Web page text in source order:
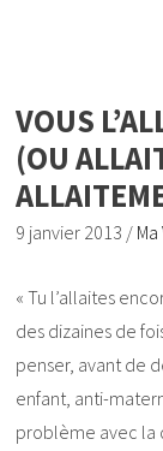
VOUS
(OU
9 janvier 2013 /
« Tu l’allaites
des dizaines de
penser, avant de
enfant, anti-
problème avec la